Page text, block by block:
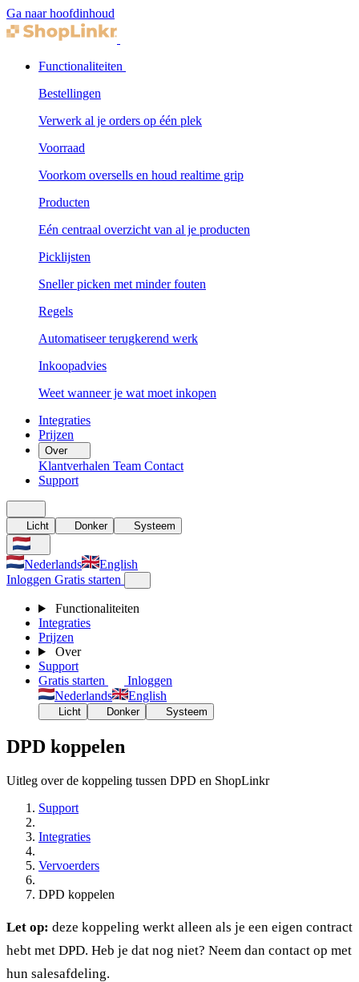
Ga naar hoofdinhoud
Functionaliteiten
Bestellingen
Verwerk al je orders op één plek
Voorraad
Voorkom oversells en houd realtime grip
Producten
Eén centraal overzicht van al je producten
Picklijsten
Sneller picken met minder fouten
Regels
Automatiseer terugkerend werk
Inkoopadvies
Weet wanneer je wat moet inkopen
Integraties
Prijzen
Over
Klantverhalen Team Contact
Support
Licht Donker Systeem
Nederlands
English
Inloggen Gratis starten
Functionaliteiten
Integraties
Prijzen
Over
Support
Gratis starten
Inloggen
Nederlands
English
Licht Donker Systeem
DPD koppelen
Uitleg over de koppeling tussen DPD en ShopLinkr
Support
Integraties
Vervoerders
DPD koppelen
Let op: deze koppeling werkt alleen als je een eigen contract
hebt met DPD. Heb je dat nog niet? Neem dan contact op met
hun salesafdeling.